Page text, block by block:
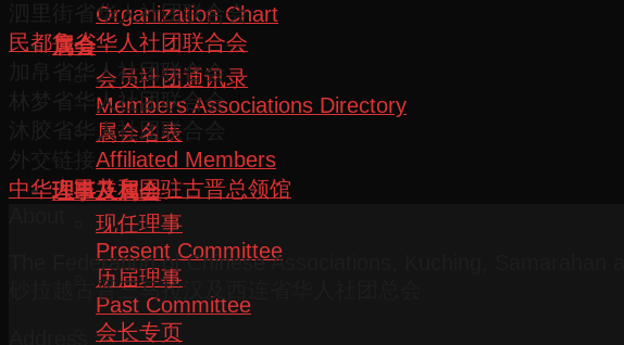
Organization Chart
属会
会员社团通讯录
Members Associations Directory
属会名表
Affiliated Members
理事及属会
现任理事
Present Committee
历届理事
Past Committee
会长专页
泗里街省华人社团联合会
民都鲁省华人社团联合会
加帛省华人社团联合会
林梦省华人社团联合会
沐胶省华人社团联合会
中华人民共和国驻古晋总领馆
The Federation of Chinese Associations, Kuching, Samarahan
砂拉越古晋三马拉汉及西连省华人社团总会